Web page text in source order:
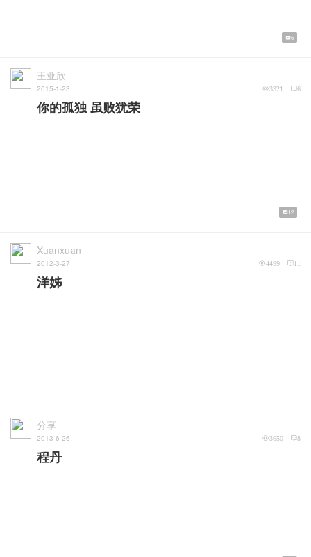
5
王亚欣
2015-1-23 6
3321
你的孤独 虽败犹荣
12
Xuanxuan
2012-3-27 11
4499
洋姊
分享
2013-6-26 8
3650
程丹